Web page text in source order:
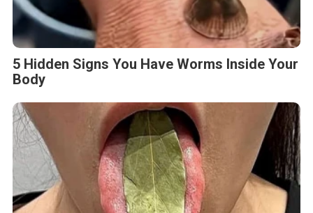
5 Hidden Signs You Have Worms Inside Your
Body